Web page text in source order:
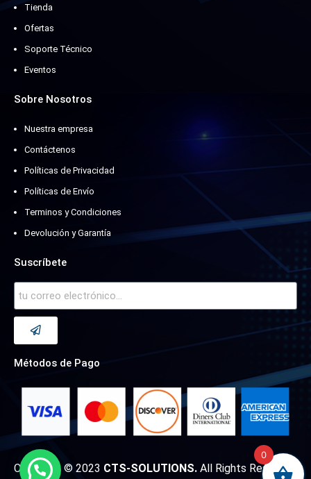
Tienda
Ofertas
Soporte Técnico
Eventos
Sobre Nosotros
Nuestra empresa
Contáctenos
Políticas de Privacidad
Políticas de Envío
Terminos y Condiciones
Devolución y Garantía
Suscríbete
Métodos de Pago
Copyright © 2023 CTS-SOLUTIONS.All Rights Reserved.
0